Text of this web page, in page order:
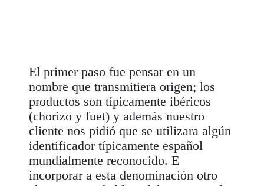
El primer paso fue pensar en un
nombre que transmitiera origen; los
productos son típicamente ibéricos
(chorizo y fuet) y además nuestro
cliente nos pidió que se utilizara algún
identificador típicamente español
mundialmente reconocido. E
incorporar a esta denominación otro